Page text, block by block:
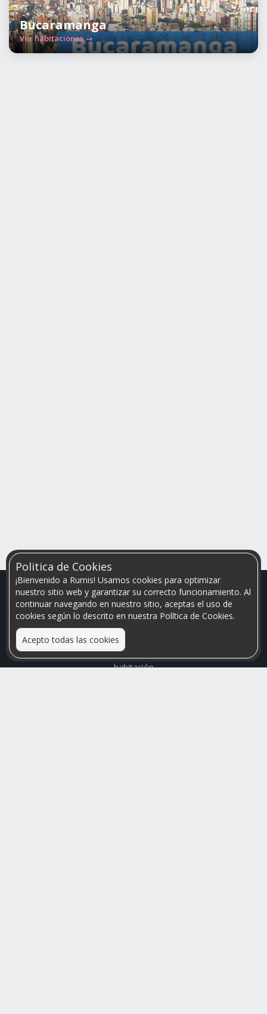
Bucaramanga
Ver habitaciones →
Politica de Cookies
¡Bienvenido a Rumis! Usamos cookies para optimizar
nuestro sitio web y garantizar su correcto funcionamiento. Al
continuar navegando en nuestro sitio, aceptas el uso de
cookies según lo descrito en nuestra Política de Cookies.
Acepto todas las cookies
Relacionamos personas que arriendan con las que buscan una
habitación